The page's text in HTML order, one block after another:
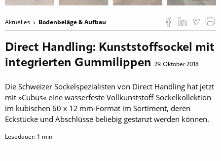
Aktuelles Bodenbeläge & Aufbau
Direct Handling: Kunststoffsockel mit
integrierten Gummilippen
29. Oktober 2018
Die Schweizer Sockelspezialisten von Direct Handling hat jetzt
mit »Cubus« eine wasserfeste Vollkunststoff-Sockelkollektion
im kubischen 60 x 12 mm-Format im Sortiment, deren
Eckstücke und Abschlüsse beliebig gestanzt werden können.
Lesedauer: 1 min